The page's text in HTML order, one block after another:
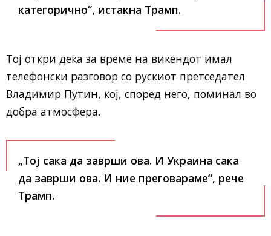
категорично“, истакна Трамп.
Тој откри дека за време на викендот имал
телефонски разговор со рускиот претседател
Владимир Путин, кој, според него, поминал во
добра атмосфера.
„Тој сака да заврши ова. И Украина сака
да заврши ова. И ние преговараме“, рече
Трамп.